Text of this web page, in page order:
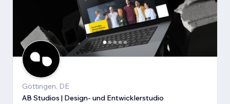
Göttingen, DE
AB Studios | Design- und Entwicklerstudio